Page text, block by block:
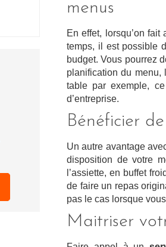
menus
En effet, lorsqu’on
temps, il est possible
budget. Vous pourrez
planification du menu,
table par exemple,
d’entreprise.
Bénéficier
Un autre avantage
disposition de votre
l’assiette, en buffet
de faire un repas
pas le cas lorsque
Maitriser